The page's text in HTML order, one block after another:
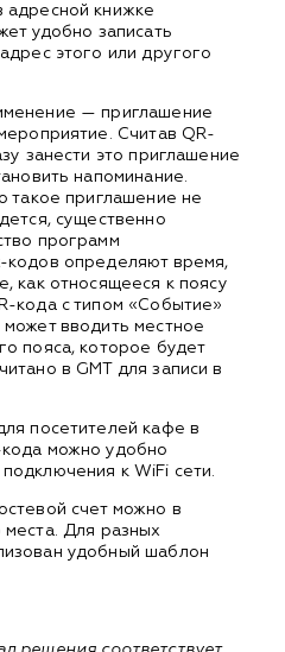
адресной книжке
удобно записать
этого или другого
— приглашение
Считав QR-
занести это приглашение
напоминание.
такое приглашение не
существенно
программ
кодов определяют время,
как относящееся к поясу
кода с типом «Событие»
вводить местное
пояса, которое будет
в GMT для записи в
посетителей кафе в
можно удобно
к WiFi сети.
счет можно в
места. Для разных
удобный шаблон